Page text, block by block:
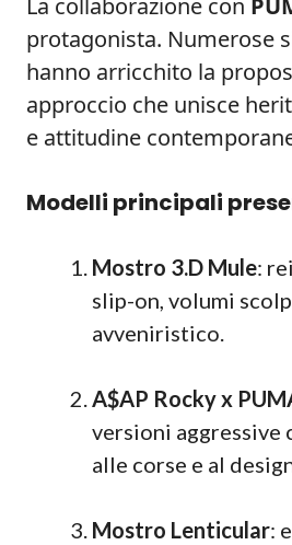
La collaborazione con
protagonista. Numerose
hanno arricchito la
approccio che unisce
e attitudine
Modelli principali
Mostro 3.D Mule:
slip-on, volumi
avveniristico.
A$AP Rocky x
versioni aggressive
alle corse e al
Mostro Lenticular: